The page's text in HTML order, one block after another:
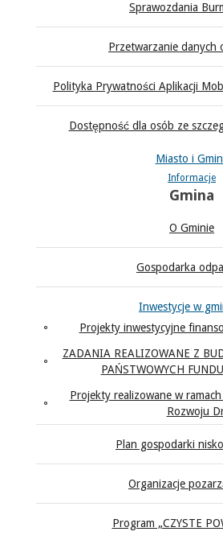
Sprawozdania
Przetwarzanie danych
Polityka Prywatności Aplikacji
Dostępność dla osób ze
Miasto i
Informacje
Gmina
O Gminie
Gospodarka
Inwestycje w
Projekty inwestycyjne
ZADANIA REALIZOWANE Z
PAŃSTWOWYCH
Projekty realizowane w
Rozwoju
Plan gospodarki
Organizacje
Program „CZYSTE